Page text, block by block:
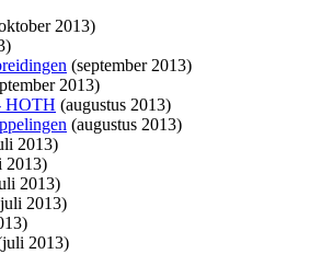
2013)
(september 2013)
2013)
HOTH (augustus 2013)
(augustus 2013)
2013)
2013)
2013)
2013)
2013)